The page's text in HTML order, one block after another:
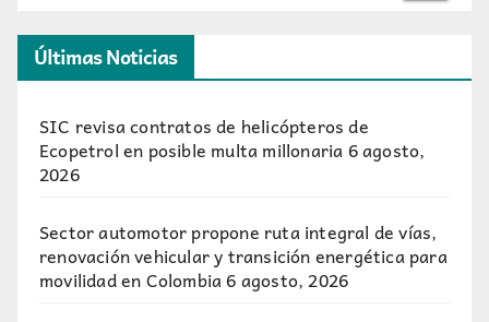
Últimas Noticias
SIC revisa contratos de helicópteros de
Ecopetrol en posible multa millonaria6 agosto,
2026
Sector automotor propone ruta integral de vías,
renovación vehicular y transición energética para
movilidad en Colombia6 agosto, 2026